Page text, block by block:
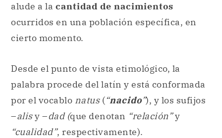
alude a la cantidad de nacimientos
ocurridos en una población específica, en
cierto momento.
Desde el punto de vista etimológico, la
palabra procede del latín y está conformada
por el vocablo natus(“nacido”), y los sufijos
–alisy –dad (que denotan “relación”y
“cualidad”, respectivamente).